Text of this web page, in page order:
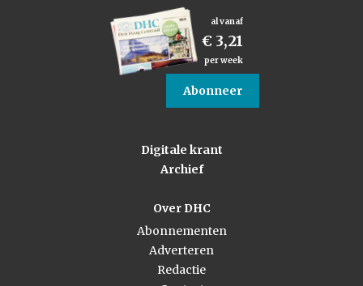
al vanaf
€ 3,21
per week
Abonneer
Digitale krant
Archief
Over DHC
Abonnementen
Adverteren
Redactie